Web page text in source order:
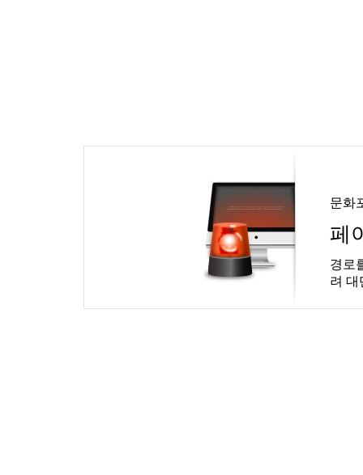
문화
페
경로
려 대